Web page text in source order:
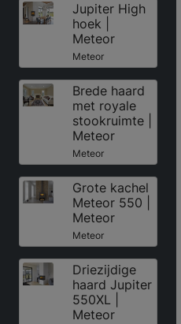
Jupiter High
hoek |
Meteor
Meteor
Brede haard
met royale
stookruimte |
Meteor
Meteor
Grote kachel
Meteor 550 |
Meteor
Meteor
Driezijdige
haard Jupiter
550XL |
Meteor